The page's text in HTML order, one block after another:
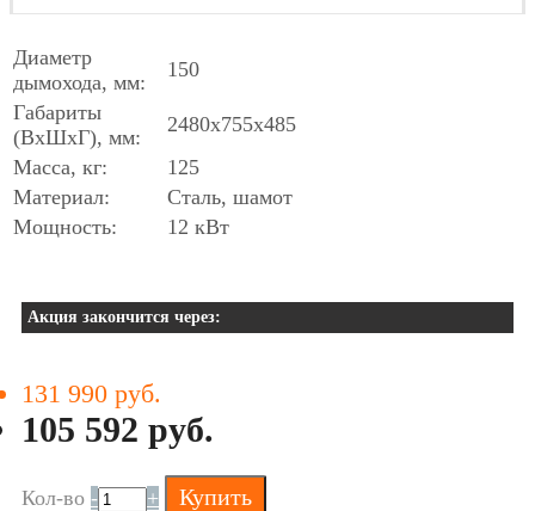
Диаметр
дымохода, мм:
150
Габариты
(ВхШхГ), мм:
2480х755х485
Масса, кг:
125
Материал:
Сталь, шамот
Мощность:
12 кВт
Акция закончится через:
131 990 руб.
105 592 руб.
Кол-во - + Купить